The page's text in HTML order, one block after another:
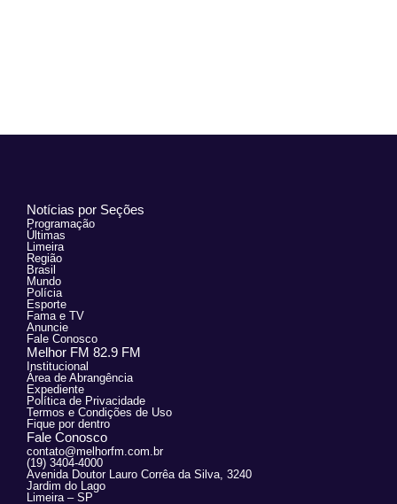
Notícias por Seções
Programação
Últimas
Limeira
Região
Brasil
Mundo
Polícia
Esporte
Fama e TV
Anuncie
Fale Conosco
Melhor FM 82.9 FM
Institucional
Área de Abrangência
Expediente
Política de Privacidade
Termos e Condições de Uso
Fique por dentro
Fale Conosco
contato@melhorfm.com.br
(19) 3404-4000
Avenida Doutor Lauro Corrêa da Silva, 3240
Jardim do Lago
Limeira – SP